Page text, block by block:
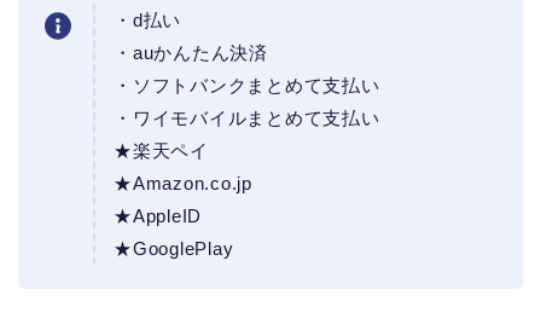
・d払い
・auかんたん決済
・ソフトバンクまとめて支払い
・ワイモバイルまとめて支払い
★楽天ペイ
★Amazon.co.jp
★AppleID
★GooglePlay